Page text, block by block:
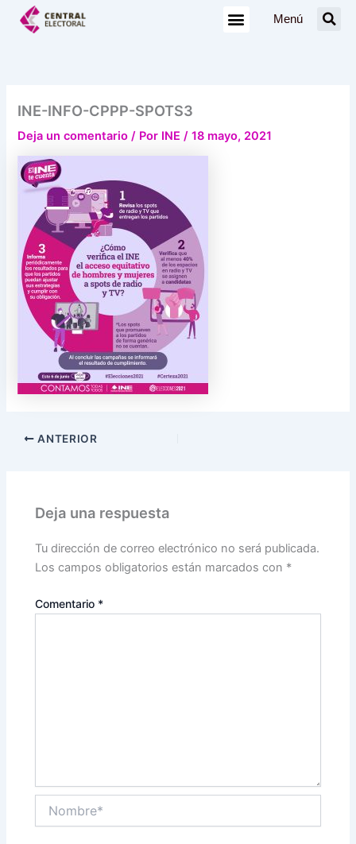
Menú
INE-INFO-CPPP-SPOTS3
Deja un comentario / Por INE/18 mayo, 2021
ANTERIOR
Deja una respuesta
Tu dirección de correo electrónico no será publicada.
Los campos obligatorios están marcados con *
Comentario *